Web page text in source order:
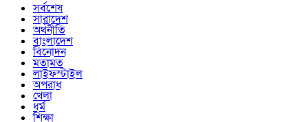
সর্বশেষ
সারাদেশ
অর্থনীতি
বাংলাদেশ
বিনোদন
মতামত
লাইফস্টাইল
অপরাধ
খেলা
ধর্ম
শিক্ষা